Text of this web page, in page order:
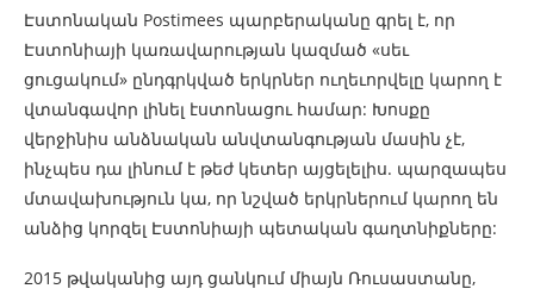
Էստոնական Postimees պարբերականը գրել է, որ
Էստոնիայի կառավարության կազմած «սեւ
ցուցակում» ընդգրկված երկրներ ուղեւորվելը կարող է
վտանգավոր լինել էստոնացու համար: Խոսքը
վերջինիս անձնական անվտանգության մասին չէ,
ինչպես դա լինում է թեժ կետեր այցելելիս. պարզապես
մտավախություն կա, որ նշված երկրներում կարող են
անձից կորզել Էստոնիայի պետական գաղտնիքները:
2015 թվականից այդ ցանկում միայն Ռուսաստանը,